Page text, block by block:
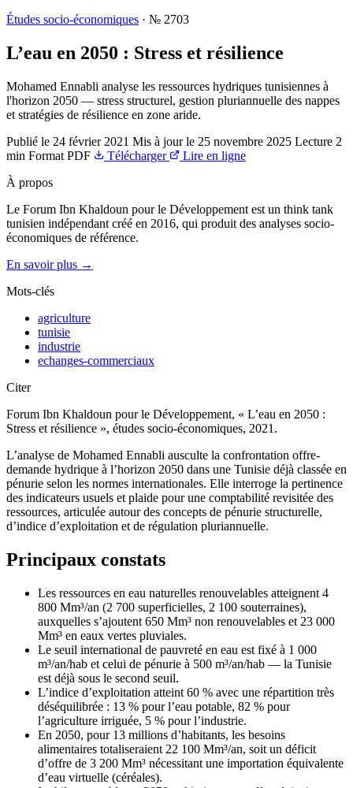
Études socio-économiques · № 2703
L’eau en 2050 : Stress et résilience
Mohamed Ennabli analyse les ressources hydriques tunisiennes à
l'horizon 2050 — stress structurel, gestion pluriannuelle des nappes
et stratégies de résilience en zone aride.
Publié le 24 février 2021 Mis à jour le 25 novembre 2025 Lecture 2
min Format PDF Télécharger
Lire en ligne
À propos
Le Forum Ibn Khaldoun pour le Développement est un think tank
tunisien indépendant créé en 2016, qui produit des analyses socio-
économiques de référence.
En savoir plus →
Mots-clés
agriculture
tunisie
industrie
echanges-commerciaux
Citer
Forum Ibn Khaldoun pour le Développement, « L’eau en 2050 :
Stress et résilience », études socio-économiques, 2021.
L’analyse de Mohamed Ennabli ausculte la confrontation offre-
demande hydrique à l’horizon 2050 dans une Tunisie déjà classée en
pénurie selon les normes internationales. Elle interroge la pertinence
des indicateurs usuels et plaide pour une comptabilité revisitée des
ressources, articulée autour des concepts de pénurie structurelle,
d’indice d’exploitation et de régulation pluriannuelle.
Principaux constats
Les ressources en eau naturelles renouvelables atteignent 4
800 Mm³/an (2 700 superficielles, 2 100 souterraines),
auxquelles s’ajoutent 650 Mm³ non renouvelables et 23 000
Mm³ en eaux vertes pluviales.
Le seuil international de pauvreté en eau est fixé à 1 000
m³/an/hab et celui de pénurie à 500 m³/an/hab — la Tunisie
est déjà sous le second seuil.
L’indice d’exploitation atteint 60 % avec une répartition très
déséquilibrée : 13 % pour l’eau potable, 82 % pour
l’agriculture irriguée, 5 % pour l’industrie.
En 2050, pour 13 millions d’habitants, les besoins
alimentaires totaliseraient 22 100 Mm³/an, soit un déficit
d’offre de 3 200 Mm³ nécessitant une importation équivalente
d’eau virtuelle (céréales).